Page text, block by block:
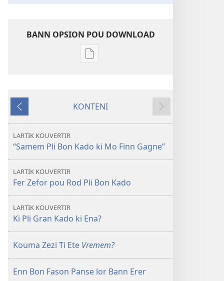
BANN OPSION POU DOWNLOAD
Bann
bann
DEGARD
Gran
Ena?
Avan
KONTENI
Swivan
LARTIK KOUVERTIR
“Samem Pli Bon Kado ki Mo Finn Gagne”
LARTIK KOUVERTIR
Fer Zefor pou Rod Pli Bon Kado
LARTIK KOUVERTIR
Ki Pli Gran Kado ki Ena?
Kouma Zezi Ti Ete Vremem?
Enn Bon Fason Panse lor Bann Erer